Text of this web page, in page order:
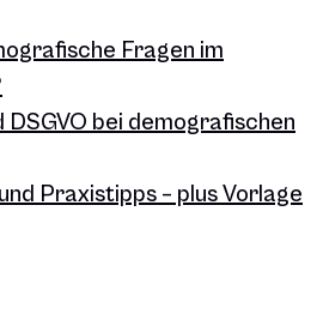
Fragen im
bei demografischen
Praxistipps – plus Vorlage